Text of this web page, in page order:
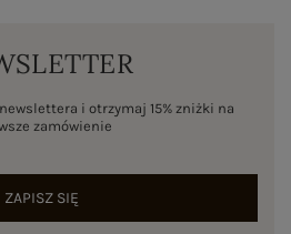
i otrzymaj 15% zniżki na
zamówienie
ZAPISZ SIĘ